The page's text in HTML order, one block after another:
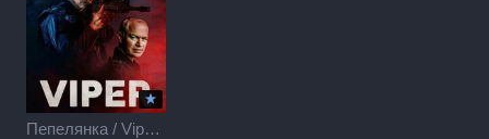
Пепелянка / Viper (2026)